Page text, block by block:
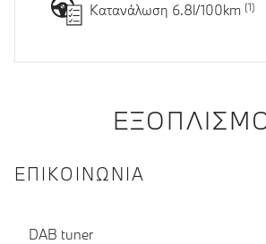
Κατανάλωση 6.8l/100km
ΕΠΙΚΟΙΝΩΝΊΑ
DAB tuner